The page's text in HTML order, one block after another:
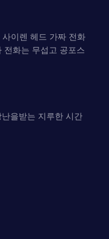
이렌 헤드 가짜 전화
전화는 무섭고 공포스
을받는 지루한 시간